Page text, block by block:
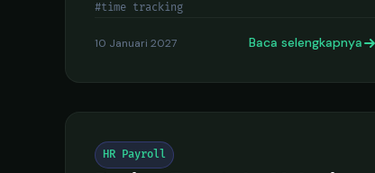
#time tracking
10 Januari 2027 Baca selengkapnya
HR Payroll